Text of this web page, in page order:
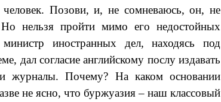
Позови, и, не сомневаюсь, он, не
нельзя пройти мимо его недостойных
иностранных дел, находясь под
дал согласие английскому послу издавать
журналы. Почему? На каком основании
не ясно, что буржуазия – наш классовый